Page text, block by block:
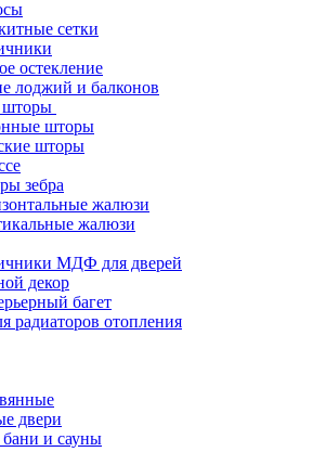
сетки
остекление
лоджий и балконов
шторы
шторы
зебра
жалюзи
жалюзи
МДФ для дверей
декор
багет
радиаторов отопления
двери
и сауны